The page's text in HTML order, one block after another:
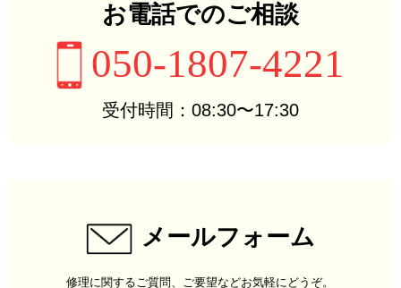
お電話でのご相談
050-1807-4221
受付時間：08:30〜17:30
メールフォーム
修理に関するご質問、ご要望などお気軽にどうぞ。